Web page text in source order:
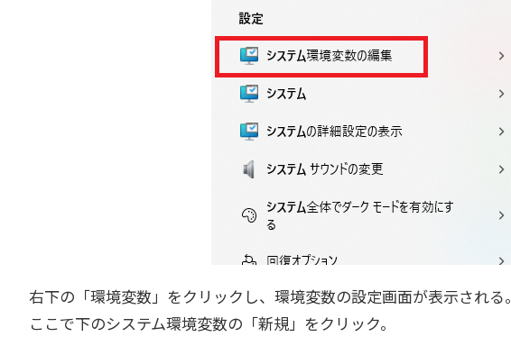
右下の「環境変数」をクリックし、環境変数の設定画面が表示される。
ここで下のシステム環境変数の「新規」をクリック。